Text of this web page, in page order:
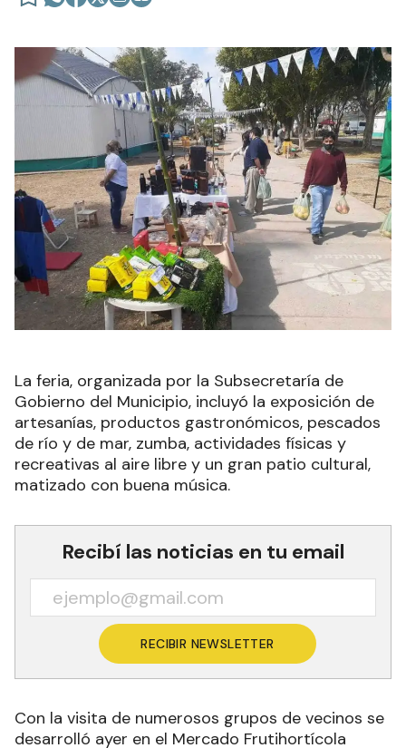
La feria, organizada por la Subsecretaría de
Gobierno del Municipio, incluyó la exposición de
artesanías, productos gastronómicos, pescados
de río y de mar, zumba, actividades físicas y
recreativas al aire libre y un gran patio cultural,
matizado con buena música.
Recibí las noticias en tu email
RECIBIR NEWSLETTER
Con la visita de numerosos grupos de vecinos se
desarrolló ayer en el Mercado Frutihortícola